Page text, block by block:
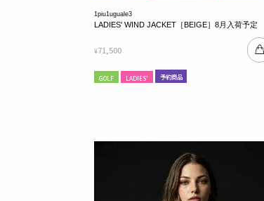
1piu1uguale3
LADIES' WIND JACKET［BEIGE］8月入荷予定
¥71,500
GOLF LADIES' 予約商品